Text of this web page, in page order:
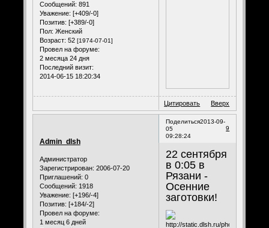
Сообщений: 891
Уважение: [+409/-0]
Позитив: [+389/-0]
Пол: Женский
Возраст: 52 [1974-07-01]
Провел на форуме:
2 месяца 24 дня
Последний визит:
2014-06-15 18:20:34
Цитировать Вверх
Поделиться
9
2013-09-
05
09:28:24
Admin_dlsh
Администратор
Зарегистрирован: 2006-07-20
Приглашений: 0
Сообщений: 1918
Уважение: [+196/-4]
Позитив: [+184/-2]
Провел на форуме:
1 месяц 6 дней
22 сентября
в 0:05 в
Рязани -
Осенние
заготовки!